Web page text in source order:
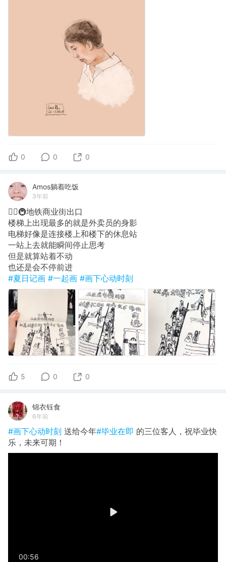
0 0 0
Amos躺着吃饭
3年前
✍🏽🚇地铁商业街出口
楼梯上出现最多的就是外卖员的身影
电梯好像是连接楼上和楼下的休息站
一站上去就能瞬间停止思考
但是就算站着不动
也还是会不停前进
#夏日记画 #一起画 #画下心动时刻
5 0 0
锦衣钰食
6年前
#画下心动时刻 送给今年#毕业在即 的三位客人，祝毕业快
乐，未来可期！
00:56